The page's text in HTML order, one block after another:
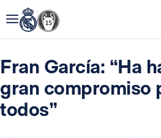
Fran García: “Ha
gran compromiso
todos”